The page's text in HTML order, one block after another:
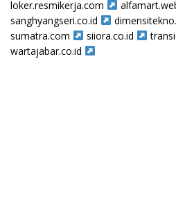
loker.resmikerja.com
sanghyangseri.co.id
sumatra.com
siiora.co.id
wartajabar.co.id